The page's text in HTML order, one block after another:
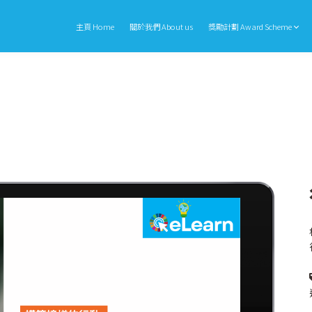
主頁 Home 關於我們 About us 獎勵計劃 Award Scheme